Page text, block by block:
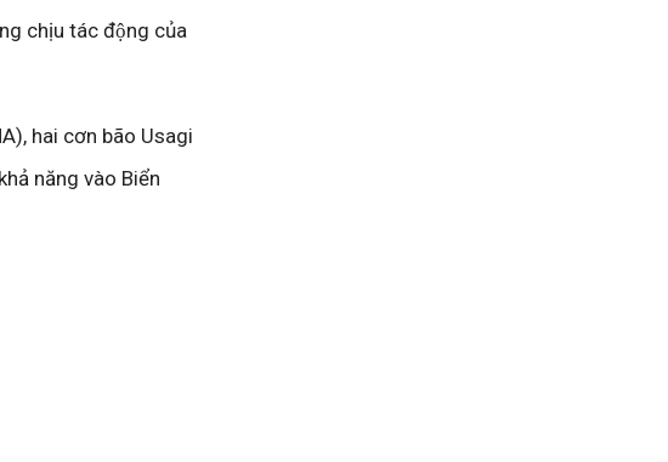
chịu tác động của
hai cơn bão Usagi
năng vào Biển